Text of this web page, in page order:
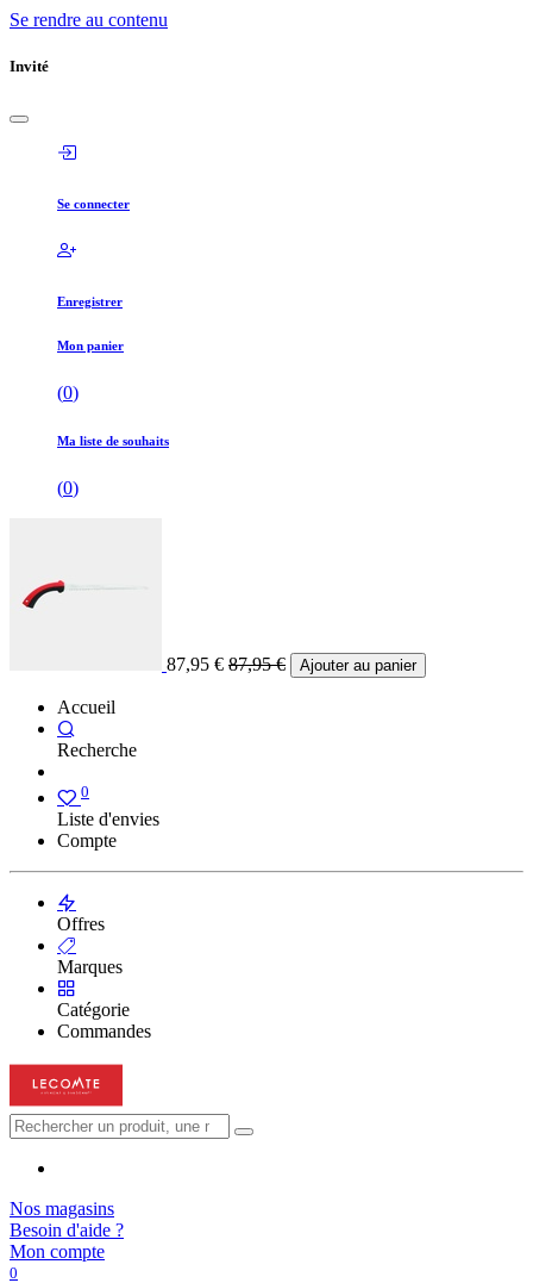
Se rendre au contenu
Invité
Se connecter
Enregistrer
Mon panier
(0)
Ma liste de souhaits
(0)
87,95 € 87,95€ Ajouter au panier
Accueil
Recherche
0
Liste d'envies
Compte
Offres
Marques
Catégorie
Commandes
Nos magasins
Besoin d'aide ?
Mon compte
0